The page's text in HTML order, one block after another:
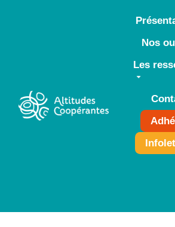
Aller au contenu principal
Nos
Les